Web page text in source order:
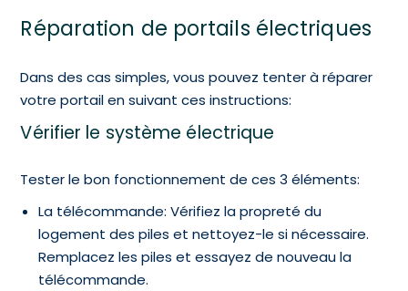
Réparation de portails électriques
Dans des cas simples, vous pouvez tenter à réparer
votre portail en suivant ces instructions:
Vérifier le système électrique
Tester le bon fonctionnement de ces 3 éléments:
La télécommande: Vérifiez la propreté du
logement des piles et nettoyez-le si nécessaire.
Remplacez les piles et essayez de nouveau la
télécommande.